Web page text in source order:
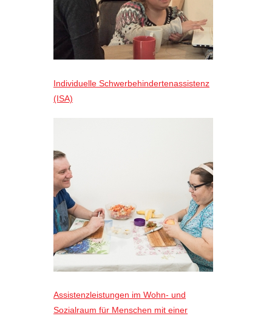
Individuelle Schwerbehindertenassistenz
(ISA)
Assistenzleistungen im Wohn- und
Sozialraum für Menschen mit einer